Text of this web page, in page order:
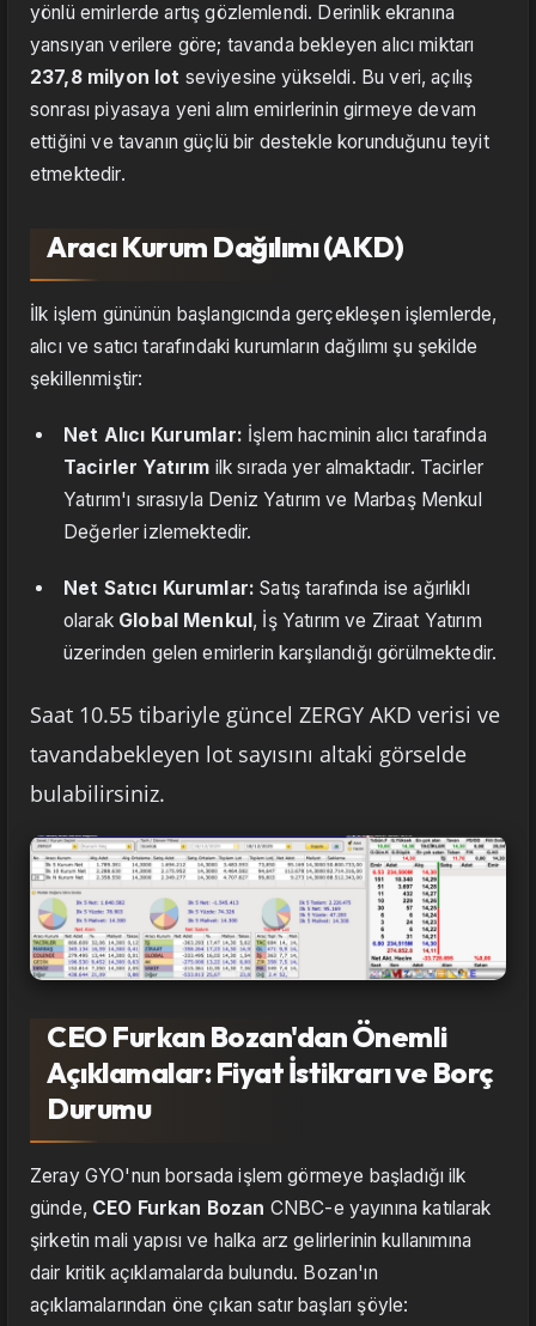
yönlü emirlerde artış gözlemlendi. Derinlik ekranına
yansıyan verilere göre; tavanda bekleyen alıcı miktarı
237,8 milyon lot seviyesine yükseldi. Bu veri, açılış
sonrası piyasaya yeni alım emirlerinin girmeye devam
ettiğini ve tavanın güçlü bir destekle korunduğunu teyit
etmektedir.
Aracı Kurum Dağılımı (AKD)
İlk işlem gününün başlangıcında gerçekleşen işlemlerde,
alıcı ve satıcı tarafındaki kurumların dağılımı şu şekilde
şekillenmiştir:
Net Alıcı Kurumlar: İşlem hacminin alıcı tarafında
Tacirler Yatırım ilk sırada yer almaktadır. Tacirler
Yatırım'ı sırasıyla Deniz Yatırım ve Marbaş Menkul
Değerler izlemektedir.
Net Satıcı Kurumlar: Satış tarafında ise ağırlıklı
olarak Global Menkul, İş Yatırım ve Ziraat Yatırım
üzerinden gelen emirlerin karşılandığı görülmektedir.
Saat 10.55 tibariyle güncel ZERGY AKD verisi ve
tavandabekleyen lot sayısını altaki görselde
bulabilirsiniz.
CEO Furkan Bozan'dan Önemli
Açıklamalar: Fiyat İstikrarı ve Borç
Durumu
Zeray GYO'nun borsada işlem görmeye başladığı ilk
günde, CEO Furkan Bozan CNBC-e yayınına katılarak
şirketin mali yapısı ve halka arz gelirlerinin kullanımına
dair kritik açıklamalarda bulundu. Bozan'ın
açıklamalarından öne çıkan satır başları şöyle: